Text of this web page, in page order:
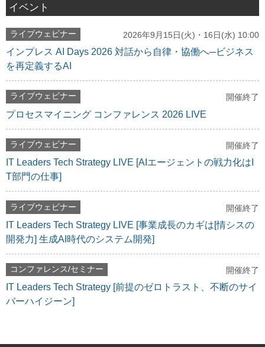
イベント
ライブウェビナー 2026年9月15日(火)・16日(水) 10:00
インプレス AI Days 2026 対話から自律・協働へ─ビジネス
を再定義するAI
ライブウェビナー 開催終了
プロセスマイニング コンファレンス 2026 LIVE
ライブウェビナー 開催終了
IT Leaders Tech Strategy LIVE [AIエージェントの戦力化はI
T部門の仕事]
ライブウェビナー 開催終了
IT Leaders Tech Strategy LIVE [事業成長のカギは[情シスの
開発力] 生成AI時代のシステム開発]
コンファレンス/セミナー 開催終了
IT Leaders Tech Strategy [前提のゼロトラスト、不断のサイ
バーハイジーン]